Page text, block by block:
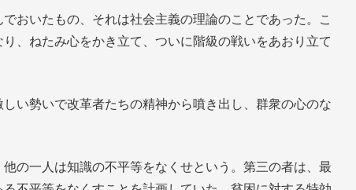
おいたもの、それは社会主義の理論のことであった。こ
、ねたみ心をかき立て、ついに階級の戦いをあおり立て
い勢いで改革者たちの精神から噴き出し、群衆の心のな
の一人は知識の不平等をなくせという。第三の者は、最